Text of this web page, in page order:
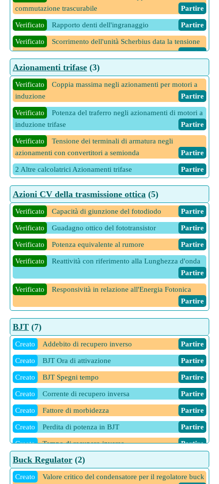
commutazione trascurabile
Partire
Verificato Rapporto denti dell'ingranaggio Partire
Verificato
Scorrimento dell'unità Scherbius data la tensione
di linea RMS
Partire
Verificato
Tensione di uscita CC del raddrizzatore
nell'azionamento Scherbius data la tensione di linea RMS del
rotore
Partire
Verificato
Tensione di uscita CC del raddrizzatore
nell'azionamento Scherbius data la tensione di linea RMS del
Verificato
Tensione di uscita CC del raddrizzatore
rotore
Partire
5 Altre calcolatrici Azionamenti per trazione elettrica
Azionamenti trifase (3)
Verificato
Coppia massima negli azionamenti per motori a
induzione
Partire
Verificato
Potenza del traferro negli azionamenti di motori a
induzione trifase
Partire
Verificato
Tensione dei terminali di armatura negli
azionamenti con convertitori a semionda
Partire
2 Altre calcolatrici Azionamenti trifase Partire
Azioni CV della trasmissione ottica (5)
Verificato Capacità di giunzione del fotodiodo Partire
Verificato Guadagno ottico del fototransistor Partire
Verificato Potenza equivalente al rumore Partire
Verificato
Reattività con riferimento alla Lunghezza d'onda
Partire
Verificato
Responsività in relazione all'Energia Fotonica
Partire
12 Altre calcolatrici Azioni CV della trasmissione ottica
BJT (7)
Creato Addebito di recupero inverso Partire
Creato BJT Ora di attivazione Partire
Creato BJT Spegni tempo Partire
Creato Corrente di recupero inversa Partire
Creato Fattore di morbidezza Partire
Creato Perdita di potenza in BJT Partire
Creato Tempo di recupero inverso Partire
Buck Regulator (2)
Creato
Valore critico del condensatore per il regolatore buck